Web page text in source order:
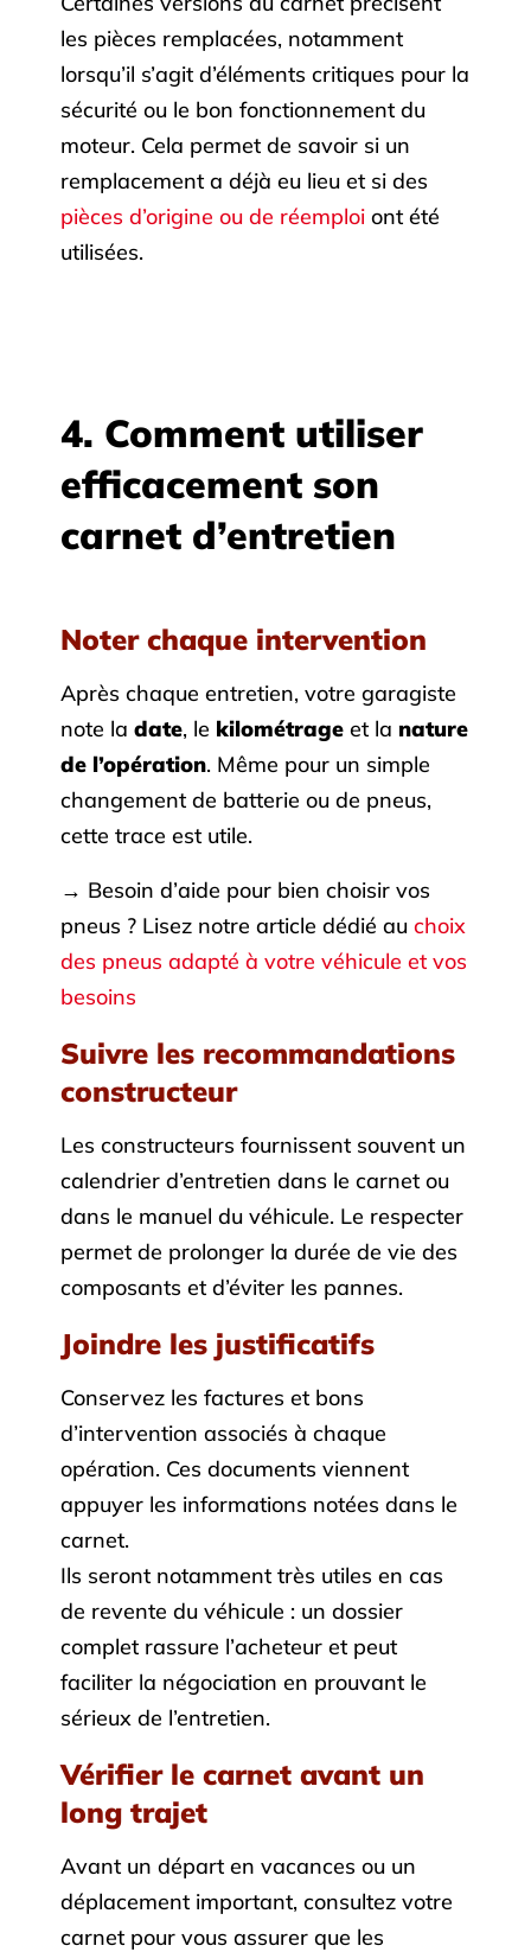
les pièces remplacées, notamment
lorsqu’il s’agit d’éléments critiques pour la
sécurité ou le bon fonctionnement du
moteur. Cela permet de savoir si un
remplacement a déjà eu lieu et si des
pièces d’origine ou de réemploiont été
utilisées.
4. Comment utiliser
efficacement son
carnet d’entretien
Noter chaque intervention
Après chaque entretien, votre garagiste
note la date, le kilométrageet la nature
de l’opération. Même pour un simple
changement de batterie ou de pneus,
cette trace est utile.
→ Besoin d’aide pour bien choisir vos
pneus ? Lisez notre article dédié au choix
des pneus adapté à votre véhicule et vos
besoins
Suivre les recommandations
constructeur
Les constructeurs fournissent souvent un
calendrier d’entretien dans le carnet ou
dans le manuel du véhicule. Le respecter
permet de prolonger la durée de vie des
composants et d’éviter les pannes.
Joindre les justificatifs
Conservez les factures et bons
d’intervention associés à chaque
opération. Ces documents viennent
appuyer les informations notées dans le
carnet.
Ils seront notamment très utiles en cas
de revente du véhicule : un dossier
complet rassure l’acheteur et peut
faciliter la négociation en prouvant le
sérieux de l’entretien.
Vérifier le carnet avant un
long trajet
Avant un départ en vacances ou un
déplacement important, consultez votre
carnet pour vous assurer que les